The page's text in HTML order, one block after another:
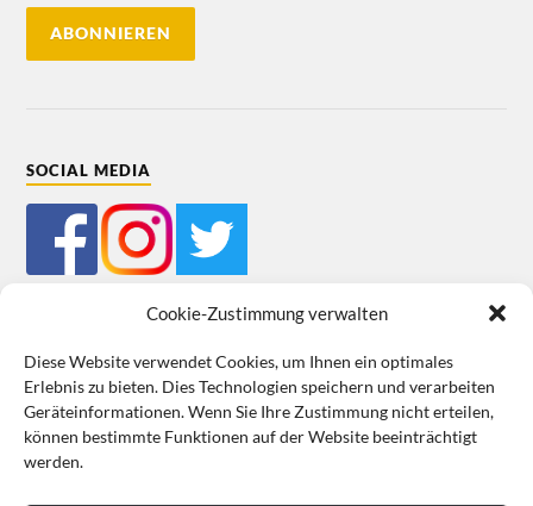
Cookie-Zustimmung verwalten
Diese Website verwendet Cookies, um Ihnen ein optimales
Erlebnis zu bieten. Dies Technologien speichern und verarbeiten
Geräteinformationen. Wenn Sie Ihre Zustimmung nicht erteilen,
können bestimmte Funktionen auf der Website beeinträchtigt
werden.
SOCIAL MEDIA
Mein Bestellkonto Kundeninformationen Datenschutz
Cookie-Richtlinie (EU) Impressum